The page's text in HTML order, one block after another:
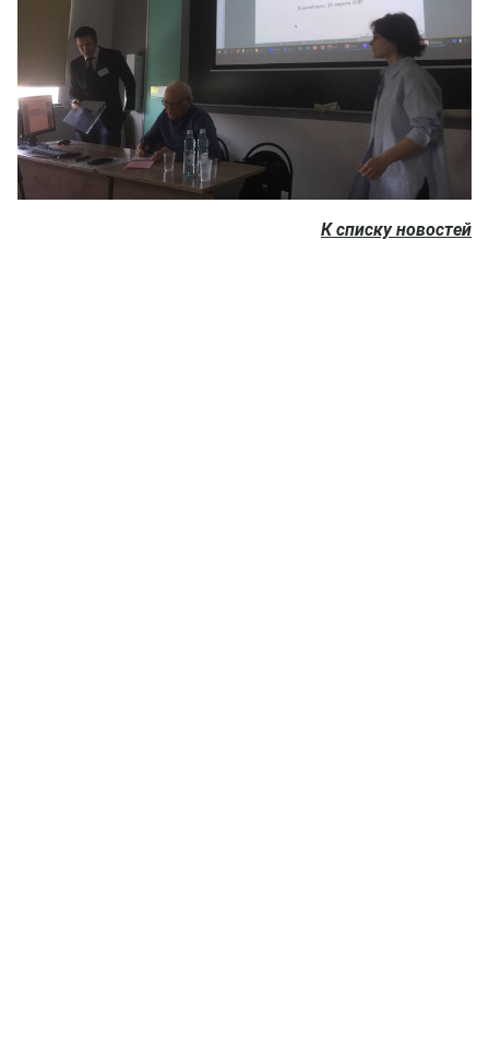
К списку новостей